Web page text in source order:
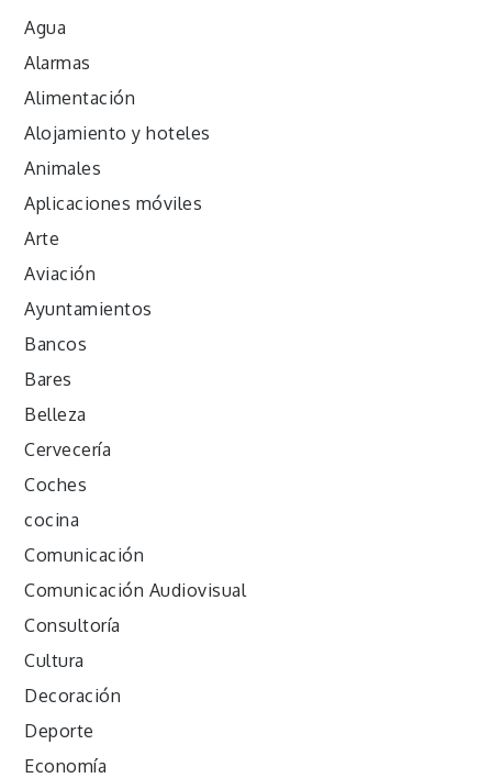
Agua
Alarmas
Alimentación
Alojamiento y hoteles
Animales
Aplicaciones móviles
Arte
Aviación
Ayuntamientos
Bancos
Bares
Belleza
Cervecería
Coches
cocina
Comunicación
Comunicación Audiovisual
Consultoría
Cultura
Decoración
Deporte
Economía